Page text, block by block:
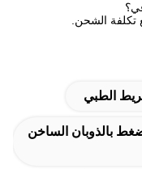
تكلفة الشحن.
الطبي
بالذوبان الساخن